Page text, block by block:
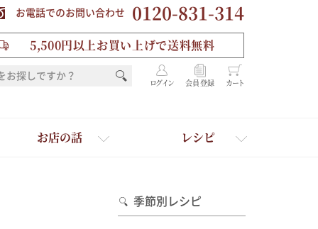
お電話でのお問い合わせ 0120-831-314
5,500円以上お買い上げで送料無料
ログイン 会員登録 カート
お店の話 レシピ
季節別レシピ